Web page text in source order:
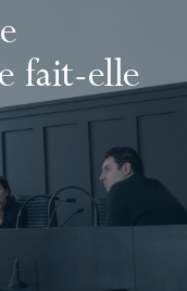
fait-elle